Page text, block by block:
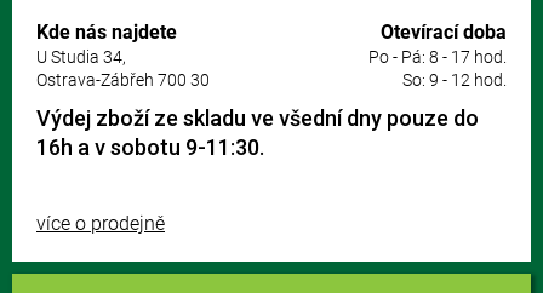
Kde nás najdete
U Studia 34,
Ostrava-Zábřeh 700 30
Otevírací doba
Po - Pá: 8 - 17 hod.
So: 9 - 12 hod.
Výdej zboží ze skladu ve všední dny pouze do
16h a v sobotu 9-11:30.
více o prodejně